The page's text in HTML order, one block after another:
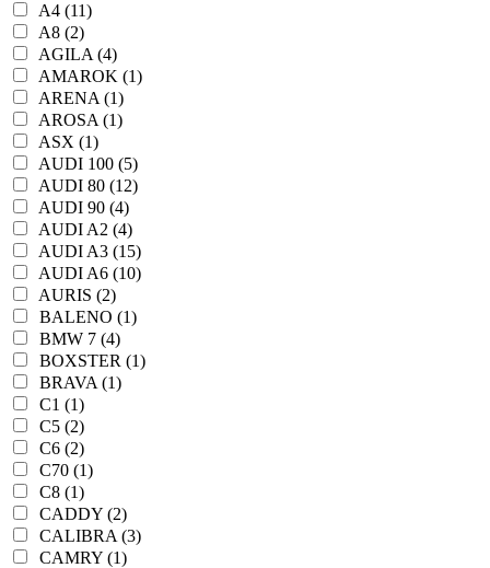
A4 (11)
A8 (2)
AGILA (4)
AMAROK (1)
ARENA (1)
AROSA (1)
ASX (1)
AUDI 100 (5)
AUDI 80 (12)
AUDI 90 (4)
AUDI A2 (4)
AUDI A3 (15)
AUDI A6 (10)
AURIS (2)
BALENO (1)
BMW 7 (4)
BOXSTER (1)
BRAVA (1)
C1 (1)
C5 (2)
C6 (2)
C70 (1)
C8 (1)
CADDY (2)
CALIBRA (3)
CAMRY (1)